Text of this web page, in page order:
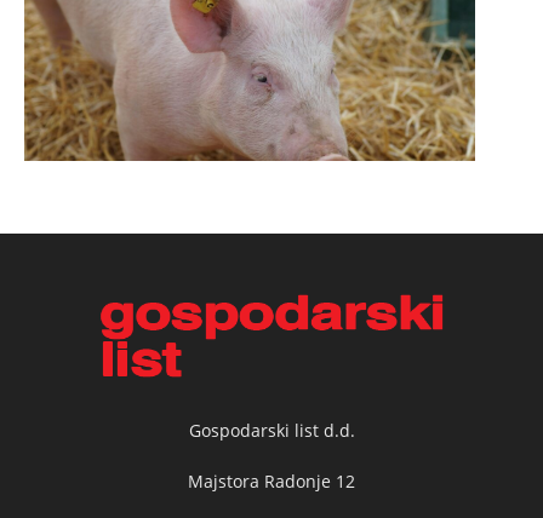
Gospodarski list d.d.
Majstora Radonje 12